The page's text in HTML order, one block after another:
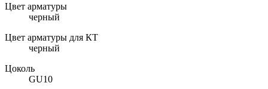
Цвет арматуры
черный
Цвет арматуры для КТ
черный
Цоколь
GU10